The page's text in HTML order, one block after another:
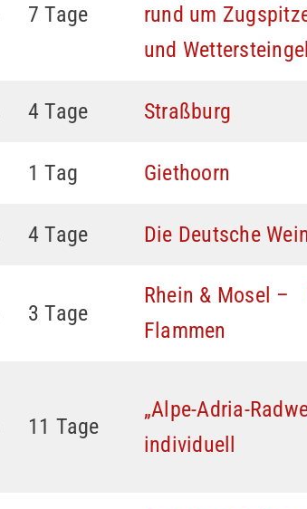
7 Tage
rund um
und
4 Tage Straßburg
1 Tag Giethoorn
4 Tage Die Deutsche
3 Tage
Rhein & Mosel –
Flammen
11 Tage
„Alpe-Adria-
individuell